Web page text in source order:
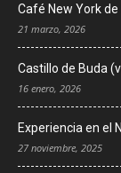
Café New York
21 marzo, 2026
Castillo de Buda
16 enero, 2026
Experiencia en el
27 noviembre, 2025